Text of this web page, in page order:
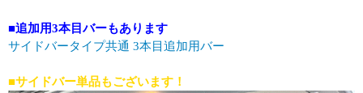
■追加用3本目バーもあります
サイドバータイプ共通 3本目追加用バー
■サイドバー単品もございます！